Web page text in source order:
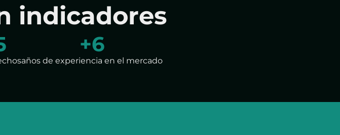
indicadores
años de experiencia en el mercado
+7